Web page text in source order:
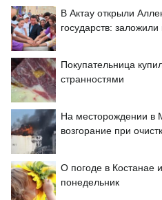
В Актау открыли
государств:
Покупательница
странностями
На месторождении в
возгорание при
О погоде в Костанае
понедельник